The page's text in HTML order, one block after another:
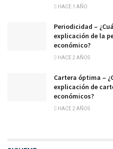
HACE 1 AÑO
Periodicidad –
explicación de la
económico?
HACE 2 AÑOS
Cartera óptima –
explicación de
económicos?
HACE 2 AÑOS